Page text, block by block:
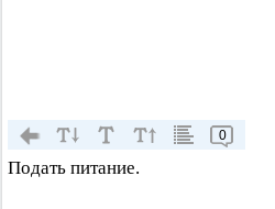
0
Подать питание.